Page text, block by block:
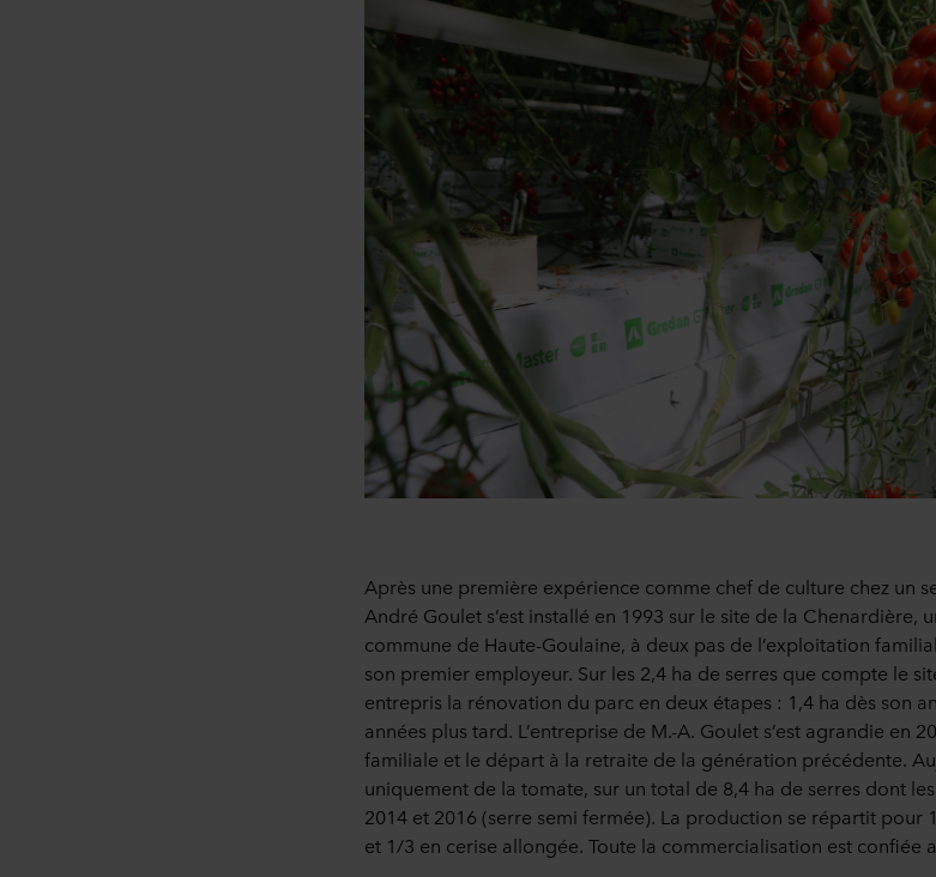
Après une première expérience comme chef de culture chez un
André Goulet s’est installé en 1993 sur le site de la Chenardière,
commune de Haute-Goulaine, à deux pas de l’exploitation
son premier employeur. Sur les 2,4 ha de serres que compte le
entrepris la rénovation du parc en deux étapes : 1,4 ha dès son
années plus tard. L’entreprise de M.-A. Goulet s’est agrandie en
familiale et le départ à la retraite de la génération précédente.
uniquement de la tomate, sur un total de 8,4 ha de serres dont
2014 et 2016 (serre semi fermée). La production se répartit
et 1/3 en cerise allongée. Toute la commercialisation est